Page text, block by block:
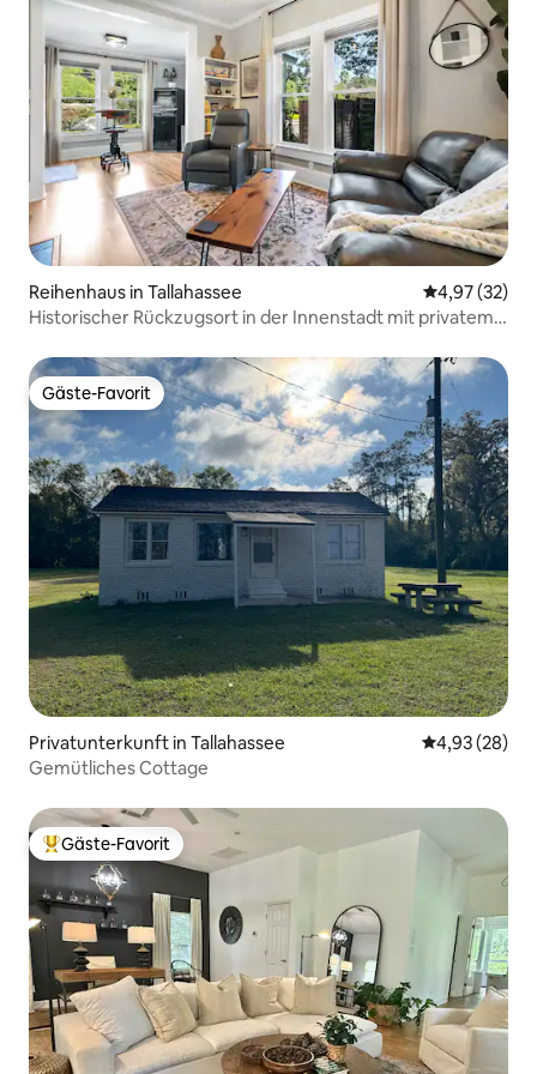
Reihenhaus in Tallahassee
4,97 (32)
Historischer Rückzugsort in der Innenstadt mit privatem
Gäste-Favorit
Gäste-Favorit
Privatunterkunft in Tallahassee
4,93 (28)
Gemütliches Cottage
Beliebter Gäste-Favorit.
Gäste-Favorit